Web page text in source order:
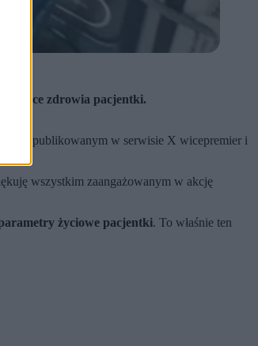
zdrowia pacjentki.
opublikowanym w serwisie X wicepremier i
wszystkim zaangażowanym w akcję
życiowe pacjentki. To właśnie ten